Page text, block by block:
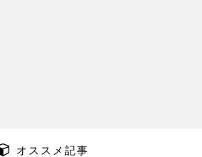
オススメ記事